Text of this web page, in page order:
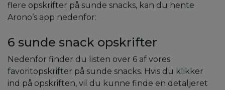
flere opskrifter på sunde snacks, kan du hente
Arono’s app nedenfor:
6 sunde snack opskrifter
Nedenfor finder du listen over 6 af vores
favoritopskrifter på sunde snacks. Hvis du klikker
ind på opskriften, vil du kunne finde en detaljeret